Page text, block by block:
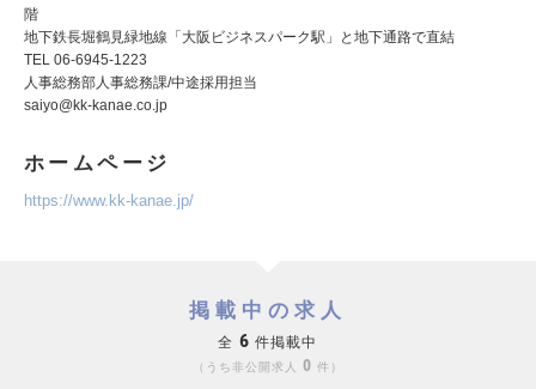
階
地下鉄長堀鶴見緑地線「大阪ビジネスパーク駅」と地下通路で直結
TEL 06-6945-1223
人事総務部人事総務課/中途採用担当
saiyo@kk-kanae.co.jp
ホームページ
https://www.kk-kanae.jp/
掲載中の求人
全 6 件掲載中
うち非公開求人 0 件